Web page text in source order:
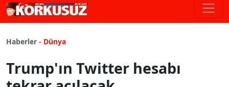
Haberler - Dünya
Trump'ın Twitter hesabı